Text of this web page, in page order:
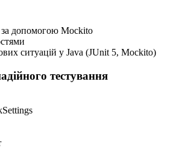
за допомогою Mockito
ситуацій у Java (JUnit 5, Mockito)
тестування